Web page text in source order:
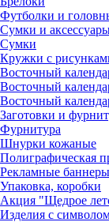
Футболки и
Сумки и
Сумки
Кружки с
Восточный
Восточный
Восточный
Заготовки и
Фурнитура
Шнурки кожаные
Полиграфическая
Рекламные баннеры
Упаковка, коробки
Акция "Щедрое
Изделия с